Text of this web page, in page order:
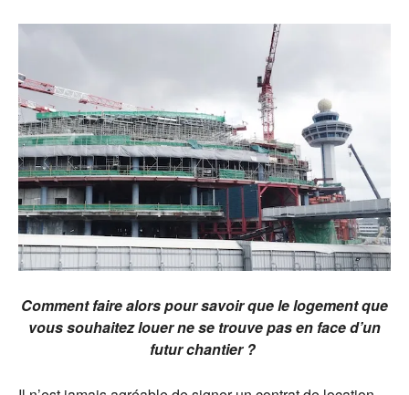
Comment faire alors pour savoir que le logement que
vous souhaitez louer ne se trouve pas en face d’un
futur chantier ?